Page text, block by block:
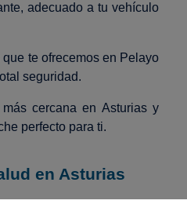
adecuado a tu vehículo
te ofrecemos en Pelayo
seguridad.
cercana en Asturias y
perfecto para ti.
en Asturias